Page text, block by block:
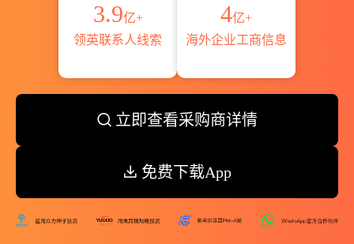
3.9亿+
领英联系人线索
4亿+
海外企业工商信息
立即查看采购商详情
免费下载App